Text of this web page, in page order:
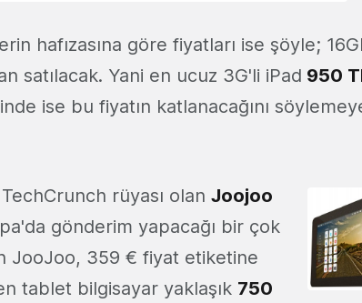
hafızasına göre fiyatları ise şöyle;
satılacak. Yani en ucuz 3G'li iPad 950
ise bu fiyatın katlanacağını
rüyası olan Joojoo
gönderim yapacağı bir çok
JooJoo, 359 € fiyat etiketine
tablet bilgisayar yaklaşık 750